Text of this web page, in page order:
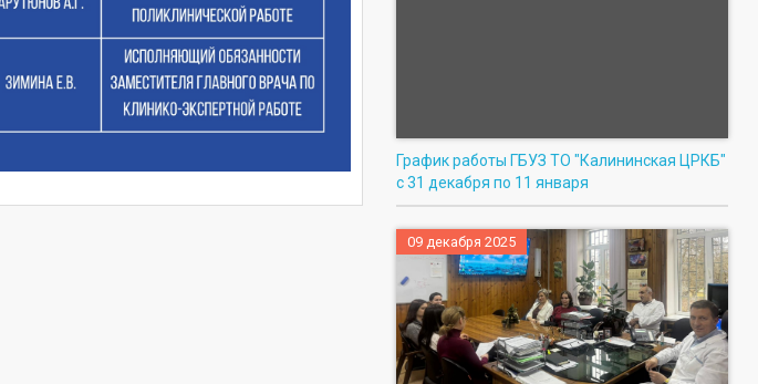
График работы ГБУЗ ТО "Калининская ЦРКБ"
с 31 декабря по 11 января
09 декабря 2025